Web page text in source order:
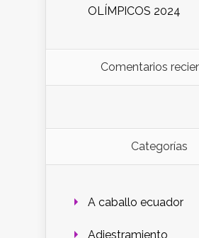
OLÍMPICOS 2024
Comentarios
Categorías
A caballo ecuador
Adiestramiento